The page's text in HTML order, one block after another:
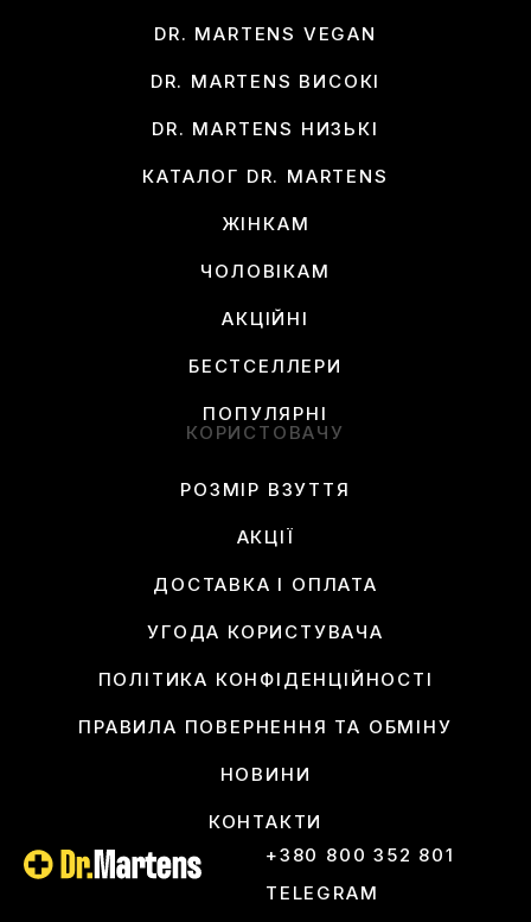
DR. MARTENS VEGAN
DR. MARTENS ВИСОКІ
DR. MARTENS НИЗЬКІ
КАТАЛОГ DR. MARTENS
ЖІНКАМ
ЧОЛОВІКАМ
АКЦІЙНІ
БЕСТСЕЛЛЕРИ
ПОПУЛЯРНІ
КОРИСТОВАЧУ
РОЗМІР ВЗУТТЯ
АКЦІЇ
ДОСТАВКА І ОПЛАТА
УГОДА КОРИСТУВАЧА
ПОЛІТИКА КОНФІДЕНЦІЙНОСТІ
ПРАВИЛА ПОВЕРНЕННЯ ТА ОБМІНУ
НОВИНИ
КОНТАКТИ
+380 800 352 801
TELEGRAM